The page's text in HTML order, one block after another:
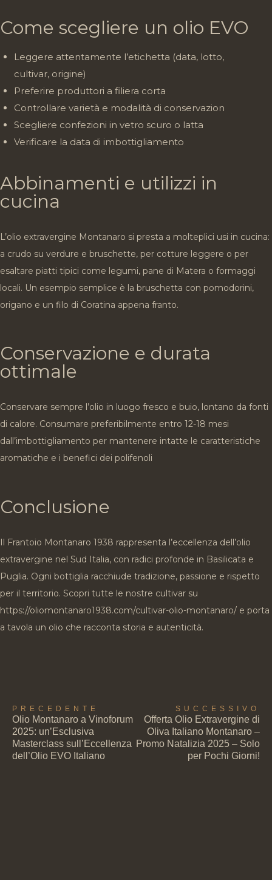
Come scegliere un olio EVO
Leggere attentamente l’etichetta (data, lotto,
cultivar, origine)
Preferire produttori a filiera corta
Controllare varietà e modalità di conservazion
Scegliere confezioni in vetro scuro o latta
Verificare la data di imbottigliamento
Abbinamenti e utilizzi in
cucina
L’olio extravergine Montanaro si presta a molteplici usi in cucina:
a crudo su verdure e bruschette, per cotture leggere o per
esaltare piatti tipici come legumi, pane di Matera o formaggi
locali. Un esempio semplice è la bruschetta con pomodorini,
origano e un filo di Coratina appena franto.
Conservazione e durata
ottimale
Conservare sempre l’olio in luogo fresco e buio, lontano da fonti
di calore. Consumare preferibilmente entro 12-18 mesi
dall’imbottigliamento per mantenere intatte le caratteristiche
aromatiche e i benefici dei polifenoli
Conclusione
Il Frantoio Montanaro 1938 rappresenta l’eccellenza dell’olio
extravergine nel Sud Italia, con radici profonde in Basilicata e
Puglia. Ogni bottiglia racchiude tradizione, passione e rispetto
per il territorio. Scopri tutte le nostre cultivar su
https://oliomontanaro1938.com/cultivar-olio-montanaro/ e porta
a tavola un olio che racconta storia e autenticità.
PRECEDENTE
Olio Montanaro a Vinoforum
2025: un’Esclusiva
Masterclass sull’Eccellenza
dell’Olio EVO Italiano
SUCCESSIVO
Offerta Olio Extravergine di
Oliva Italiano Montanaro –
Promo Natalizia 2025 – Solo
per Pochi Giorni!